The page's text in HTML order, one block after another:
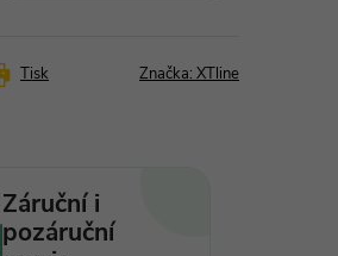
Tisk Značka: XTline
Záruční i
pozáruční